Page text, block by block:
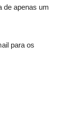
de apenas um
para os